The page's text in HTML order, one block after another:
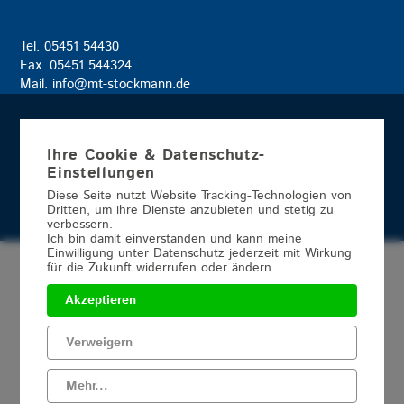
Saathoff Bad Iburg
Modehaus Löbbers Ibbenbüren
Küchen Kümper Ibbenbüren
Apotheke Ochtrup
ANSPRECHPARTNER
IMPRESSUM
DATENSCHUTZ
Tel. 05451 54430
Fax. 05451 544324
Mail. info@mt-stockmann.de
Impressum
Datenschutz
Ihre Cookie & Datenschutz-
Einstellungen
Diese Seite nutzt Website Tracking-Technologien von
Dritten, um ihre Dienste anzubieten und stetig zu
verbessern.
Ich bin damit einverstanden und kann meine
Einwilligung unter Datenschutz jederzeit mit Wirkung
für die Zukunft widerrufen oder ändern.
Akzeptieren
Verweigern
Mehr...